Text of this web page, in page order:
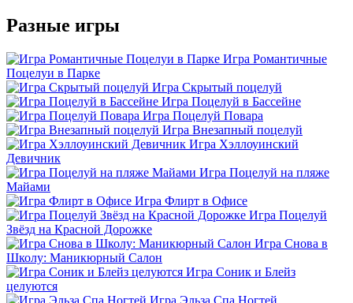
Разные игры
Игра Романтичные
Поцелуи в Парке
Игра Скрытый поцелуй
Игра Поцелуй в Бассейне
Игра Поцелуй Повара
Игра Внезапный поцелуй
Игра Хэллоуинский
Девичник
Игра Поцелуй на пляже
Майами
Игра Флирт в Офисе
Игра Поцелуй
Звёзд на Красной Дорожке
Игра Снова в
Школу: Маникюрный Салон
Игра Соник и Блейз
целуются